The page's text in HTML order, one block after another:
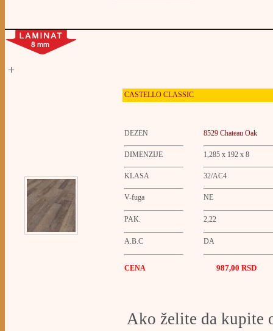
+
CASTELLO CLASSIC
DEZEN 8529 Chateau Oak
DIMENZIJE 1,285 x 192 x 8
KLASA 32/AC4
V-fuga NE
PAK. 2,22
A.B.C DA
CENA 987,00 RSD
Ako želite da kupite